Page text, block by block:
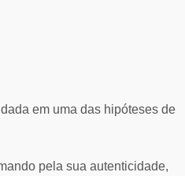
em uma das hipóteses de
pela sua autenticidade,